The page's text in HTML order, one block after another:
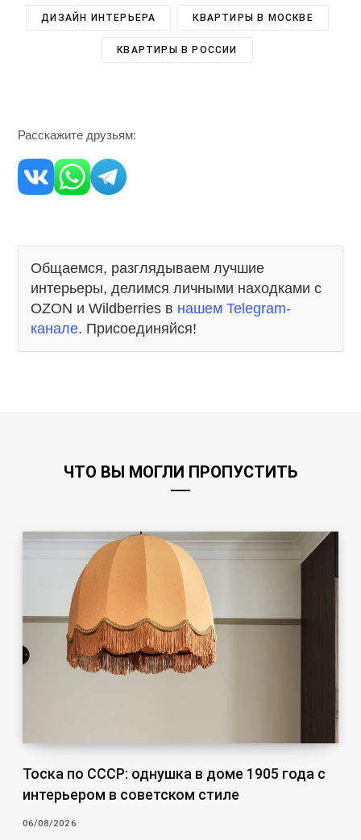
ДИЗАЙН ИНТЕРЬЕРА КВАРТИРЫ В МОСКВЕ
КВАРТИРЫ В РОССИИ
Расскажите друзьям:
Общаемся, разглядываем лучшие
интерьеры, делимся личными находками с
OZON и Wildberries в нашем Telegram-
канале. Присоединяйся!
ЧТО ВЫ МОГЛИ ПРОПУСТИТЬ
Тоска по СССР: однушка в доме 1905 года с
интерьером в советском стиле
06/08/2026